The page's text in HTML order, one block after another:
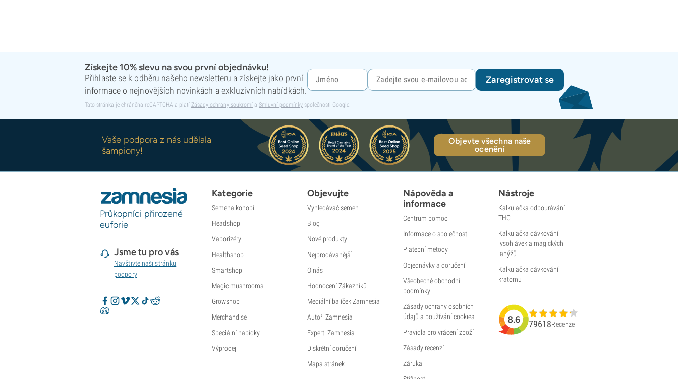
Získejte 10% slevu na svou první objednávku!
Přihlaste se k odběru našeho newsletteru a získejte jako první
informace o nejnovějších novinkách a exkluzivních nabídkách.
Zaregistrovat se
Tato stránka je chráněna reCAPTCHA a platí Zásady ochrany soukromí a Smluvní podmínky společnosti Google.
Vaše podpora z nás udělala
šampiony!
Objevte všechna naše
ocenění
Průkopníci přirozené
euforie
Jsme tu pro vás
Navštivte naši stránku
podpory
Kategorie
Semena konopí
Headshop
Vaporizéry
Healthshop
Smartshop
Magic mushrooms
Growshop
Merchandise
Speciální nabídky
Výprodej
Objevujte
Vyhledávač semen
Blog
Nové produkty
Nejprodávanější
O nás
Hodnocení Zákazníků
Mediální balíček Zamnesia
Autoři Zamnesia
Experti Zamnesia
Diskrétní doručení
Mapa stránek
Nápověda a
informace
Centrum pomoci
Informace o společnosti
Platební metody
Objednávky a doručení
Všeobecné obchodní
podmínky
Zásady ochrany osobních
údajů a používání cookies
Pravidla pro vrácení zboží
Zásady recenzí
Záruka
Nástroje
Kalkulačka odbourávání
THC
Kalkulačka dávkování
lysohlávek a magických
lanýžů
Kalkulačka dávkování
kratomu
8.6 79618Recenze